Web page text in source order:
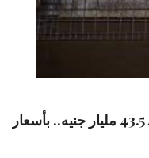
البنك المركزي يطرح أذون خزانة بـ 43.5 مليار جنيه.. بأسعار